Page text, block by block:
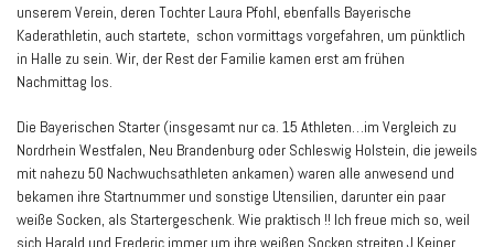
unserem Verein, deren Tochter Laura Pfohl, ebenfalls Bayerische
Kaderathletin, auch startete, schon vormittags vorgefahren, um pünktlich
in Halle zu sein. Wir, der Rest der Familie kamen erst am frühen
Nachmittag los.
Die Bayerischen Starter (insgesamt nur ca. 15 Athleten…im Vergleich zu
Nordrhein Westfalen, Neu Brandenburg oder Schleswig Holstein, die jeweils
mit nahezu 50 Nachwuchsathleten ankamen) waren alle anwesend und
bekamen ihre Startnummer und sonstige Utensilien, darunter ein paar
weiße Socken, als Startergeschenk. Wie praktisch !! Ich freue mich so, weil
sich Harald und Frederic immer um ihre weißen Socken streiten J Keiner